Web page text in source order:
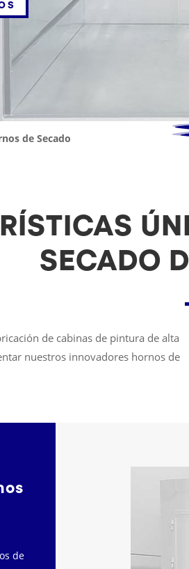
de Secado
SECADO
de cabinas de pintura de alta
nuestros innovadores hornos de
de